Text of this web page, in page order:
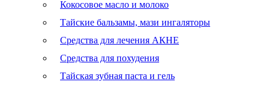
Кокосовое масло и молоко
Тайские бальзамы, мази ингаляторы
Средства для лечения АКНЕ
Средства для похудения
Тайская зубная паста и гель